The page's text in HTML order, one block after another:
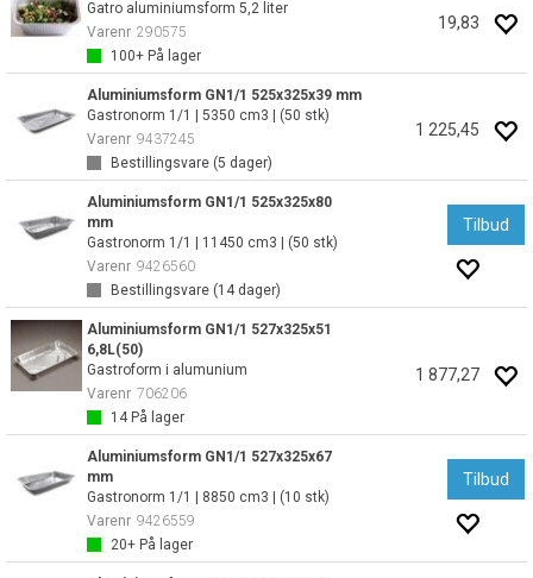
Gatro aluminiumsform 5,2 liter
Varenr 290575
100+ På lager
19,83
Aluminiumsform GN1/1 525x325x39 mm
Gastronorm 1/1 | 5350 cm3 | (50 stk)
Varenr 9437245
Bestillingsvare (5 dager)
1 225,45
Aluminiumsform GN1/1 525x325x80
mm
Gastronorm 1/1 | 11450 cm3 | (50 stk)
Varenr 9426560
Bestillingsvare (14dager)
Tilbud
Aluminiumsform GN1/1 527x325x51
6,8L(50)
Gastroform i alumunium
Varenr 706206
14På lager
1 877,27
Aluminiumsform GN1/1 527x325x67
mm
Gastronorm 1/1 | 8850 cm3 | (10 stk)
Varenr 9426559
20+ På lager
Tilbud